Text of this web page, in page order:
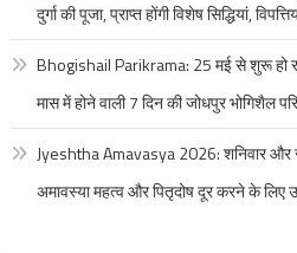
दुर्गा की पूजा, प्राप्त होंगी विशेष सिद्धियां,
Bhogishail Parikrama: 25 मई से शुरू हो
मास में होने वाली 7 दिन की जोधपुर भोगिशैल
Jyeshtha Amavasya 2026: शनिवार और
अमावस्या महत्व और पितृदोष दूर करने के लिए